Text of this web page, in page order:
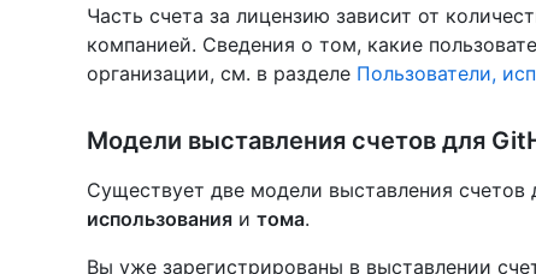
Часть счета за лицензию зависит от
компанией. Сведения о том, какие
организации, см. в разделе Пользователи,
Модели выставления счетов для
Существует две модели выставления счетов
использования и тома.
Вы уже зарегистрированы в выставлении